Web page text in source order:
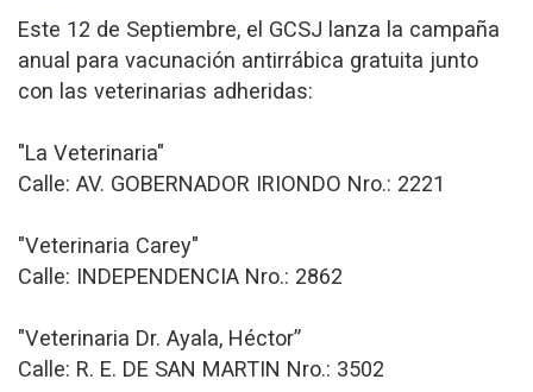
Este 12 de Septiembre, el GCSJ lanza la campaña
anual para vacunación antirrábica gratuita junto
con las veterinarias adheridas:
"La Veterinaria"
Calle: AV. GOBERNADOR IRIONDO Nro.: 2221
"Veterinaria Carey"
Calle: INDEPENDENCIA Nro.: 2862
"Veterinaria Dr. Ayala, Héctor”
Calle: R. E. DE SAN MARTIN Nro.: 3502